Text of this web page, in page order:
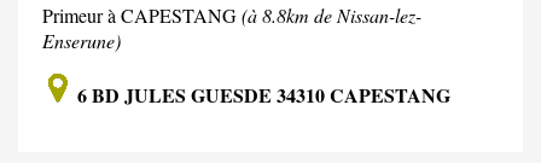
Primeur à CAPESTANG(à 8.8km de Nissan-lez-
Enserune)
6 BD JULES GUESDE 34310 CAPESTANG